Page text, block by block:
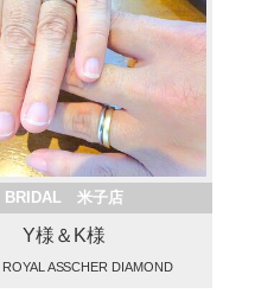
BRIDAL 米子店
Y様＆K様
ASSCHER DIAMOND